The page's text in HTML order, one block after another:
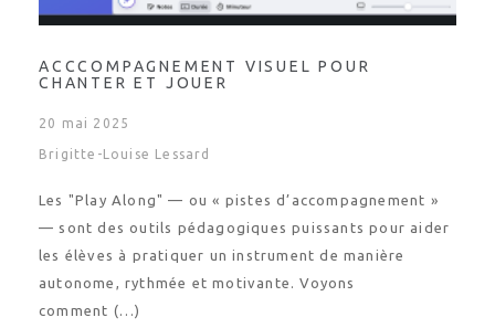
ACCCOMPAGNEMENT VISUEL POUR
CHANTER ET JOUER
20 mai 2025
Brigitte-Louise Lessard
Les "Play Along" — ou « pistes d’accompagnement »
— sont des outils pédagogiques puissants pour aider
les élèves à pratiquer un instrument de manière
autonome, rythmée et motivante. Voyons
comment (…)